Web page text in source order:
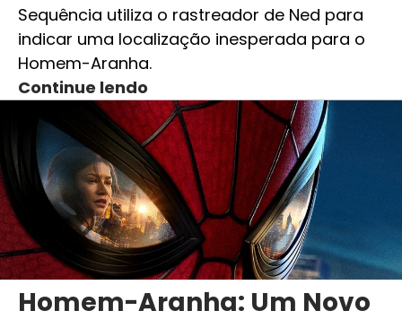
Sequência utiliza o rastreador de Ned para
indicar uma localização inesperada para o
Homem-Aranha.
Continue lendo
Homem-Aranha: Um Novo